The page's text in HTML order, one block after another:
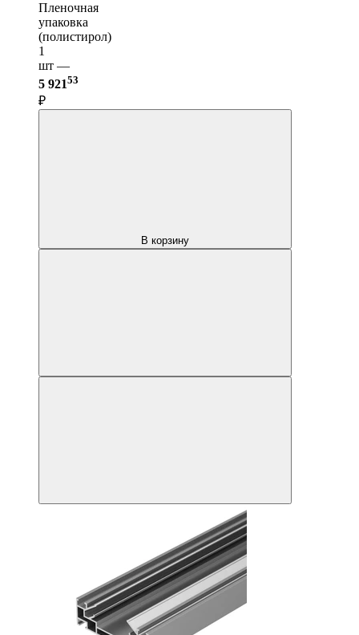
Пленочная
упаковка
(полистирол)
1
шт —
5 92153
₽
В корзину